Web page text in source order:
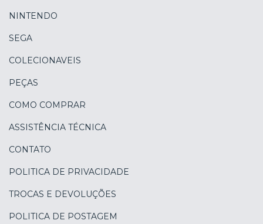
NINTENDO
SEGA
COLECIONAVEIS
PEÇAS
COMO COMPRAR
ASSISTÊNCIA TÉCNICA
CONTATO
POLITICA DE PRIVACIDADE
TROCAS E DEVOLUÇÕES
POLITICA DE POSTAGEM